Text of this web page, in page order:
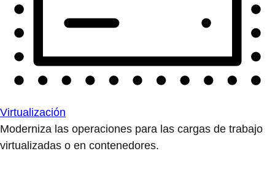
Virtualización
Moderniza las operaciones para las cargas de trabajo
virtualizadas o en contenedores.